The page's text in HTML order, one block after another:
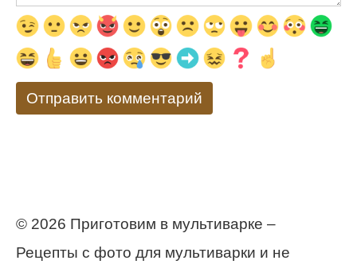
© 2026 Приготовим в мультиварке –
Рецепты с фото для мультиварки и не